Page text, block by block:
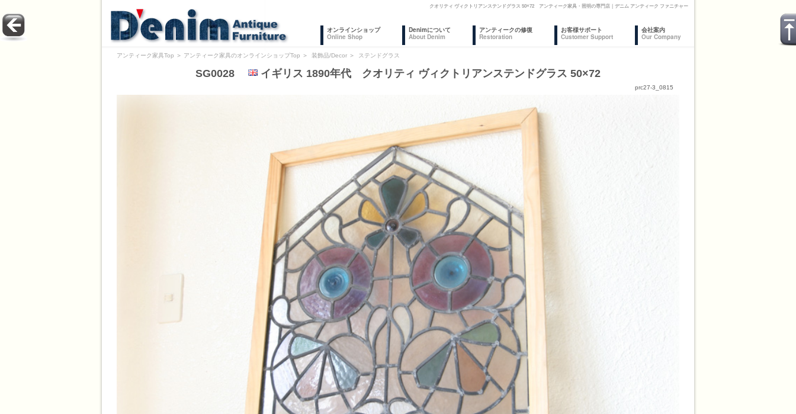
クオリティ ヴィクトリアンステンドグラス 50×72 アンティーク家具・照明の専門店｜デニム アンティーク ファニチャー
オンラインショップ
Online Shop
Denimについて
About Denim
アンティークの修復
Restoration
お客様サポート
Customer Support
会社案内
Our Company
アンティーク家具Top ＞ アンティーク家具のオンラインショップTop ＞ 装飾品/Decor ＞ ステンドグラス
SG0028 イギリス 1890年代 クオリティ ヴィクトリアンステンドグラス 50×72
prc27-3_0815